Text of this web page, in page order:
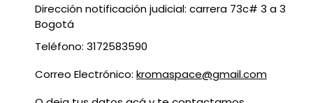
Dirección notificación judicial: carrera 73c# 3 a 3
Bogotá
Teléfono: 3172583590
Correo Electrónico: kromaspace@gmail.com